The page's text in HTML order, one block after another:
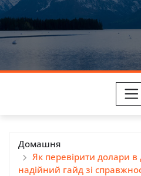
Домашня
Як перевірити долари
надійний гайд зі